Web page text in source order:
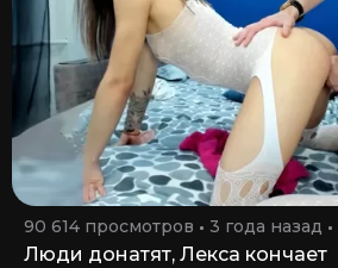
90 614 просмотров 3 года назад
Люди донатят, Лекса кончает